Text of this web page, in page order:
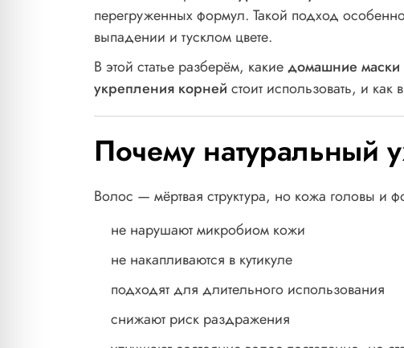
перегруженных формул. Такой подход
выпадении и тусклом цвете.
В этой статье разберём, какиедомашние маски
укрепления корней стоит использовать, и
Почему натуральный
Волос — мёртвая структура, но кожа головы и
не нарушают микробиом кожи
не накапливаются в кутикуле
подходят для длительного использования
снижают риск раздражения